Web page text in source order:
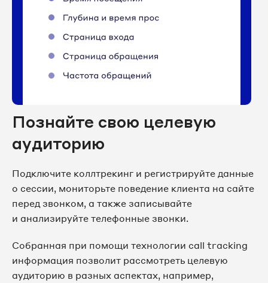
Познайте свою целевую
аудиторию
Подключите коллтрекинг и регистрируйте данные
о сессии, мониторьте поведение клиента на сайте
перед звонком, а также записывайте
и анализируйте телефонные звонки.
Собранная при помощи технологии call tracking
информация позволит рассмотреть целевую
аудиторию в разных аспектах, например,